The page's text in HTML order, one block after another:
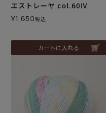
エストレーヤ col.60IV
¥1,650税込
カートに入れる